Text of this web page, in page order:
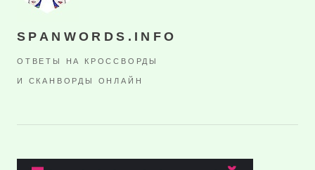
SPANWORDS.INFO
ОТВЕТЫ НА КРОССВОРДЫ
И СКАНВОРДЫ ОНЛАЙН